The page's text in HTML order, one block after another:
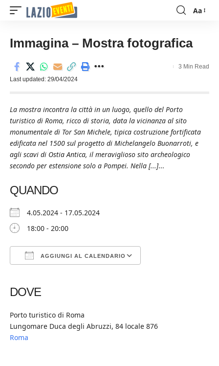
Font
Aa
Immagina – Mostra fotografica
Last updated: 29/04/2024
3 Min Read
La mostra incontra la città in un luogo, quello del Porto
turistico di Roma, ricco di storia, data la vicinanza al sito
monumentale di Tor San Michele, tipica costruzione fortificata
edificata nel 1500 sul progetto di Michelangelo Buonarroti, e
agli scavi di Ostia Antica, il meraviglioso sito archeologico
secondo per estensione solo a Pompei. Nella [...]...
QUANDO
4.05.2024 - 17.05.2024
18:00 - 20:00
AGGIUNGI AL CALENDARIO
DOVE
Porto turistico di Roma
Lungomare Duca degli Abruzzi, 84 locale 876
Roma